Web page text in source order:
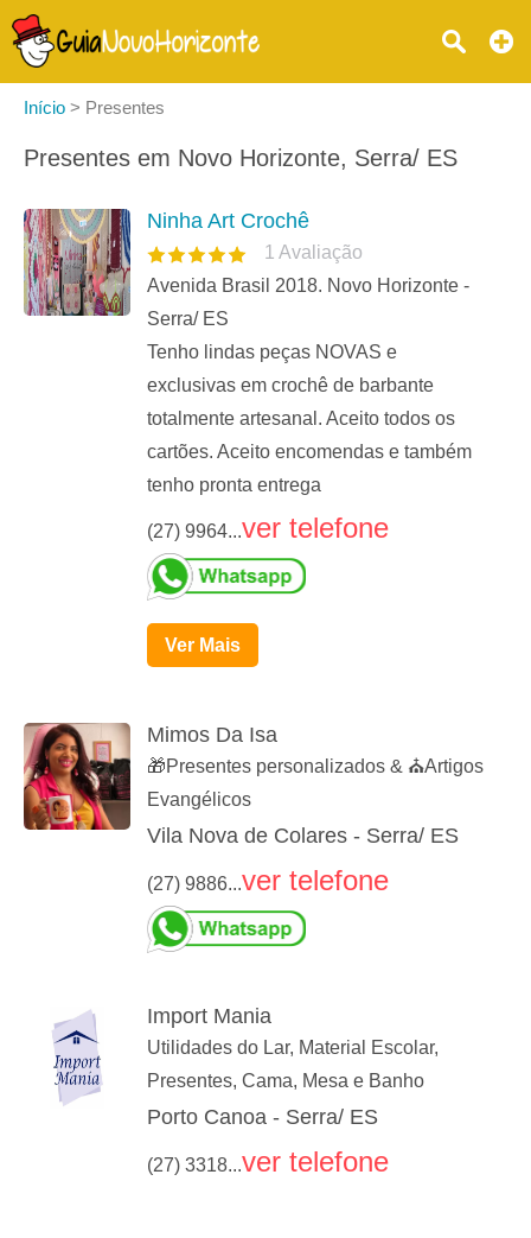
Início > Presentes
Presentes em Novo Horizonte, Serra/ ES
Ninha Art Crochê
1 Avaliação
Avenida Brasil 2018. Novo Horizonte -
Serra/ ES
Tenho lindas peças NOVAS e
exclusivas em crochê de barbante
totalmente artesanal. Aceito todos os
cartões. Aceito encomendas e também
tenho pronta entrega
(27) 9964...ver telefone
Ver Mais
Mimos Da Isa
🎁Presentes personalizados & ⛪️Artigos
Evangélicos
Vila Nova de Colares - Serra/ ES
(27) 9886...ver telefone
Import Mania
Utilidades do Lar, Material Escolar,
Presentes, Cama, Mesa e Banho
Porto Canoa - Serra/ ES
(27) 3318...ver telefone